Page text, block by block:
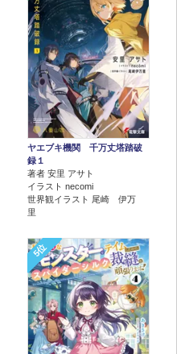
ヤエブキ機関 千万丈塔踏破
録１
著者 安里 アサト
イラスト necomi
世界観イラスト 尾崎 伊万
里
5位